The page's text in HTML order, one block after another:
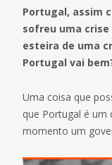
Portugal, assim
sofreu uma
esteira de uma
Portugal vai
Uma coisa que
que Portugal é um
momento um